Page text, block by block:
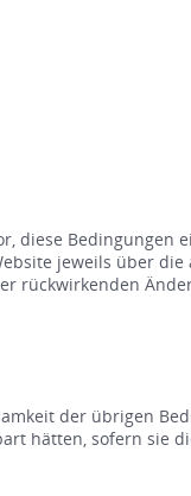
diese Bedingungen
jeweils über
rückwirkenden
der übrigen
hätten, sofern sie